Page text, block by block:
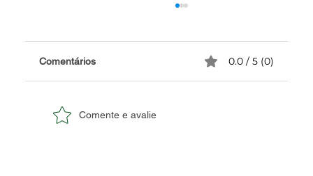
Comentários 0.0 / 5 (0)
Comente e avalie